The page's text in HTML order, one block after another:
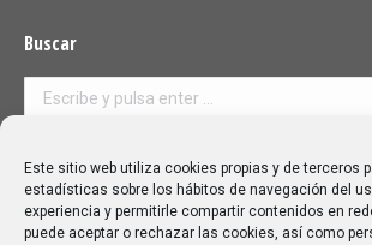
Este sitio web utiliza cookies propias y de terceros
estadísticas sobre los hábitos de navegación del
experiencia y permitirle compartir contenidos en
puede aceptar o rechazar las cookies, así como
Buscar
Buscar:
Aviso Legal|Política de privacidad|